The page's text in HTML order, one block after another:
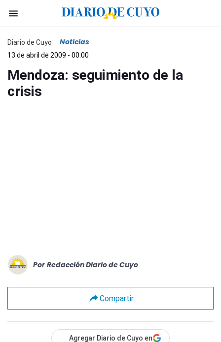
Diario de Cuyo Noticias
13 de abril de 2009 - 00:00
Mendoza: seguimiento de la
crisis
Por Redacción Diario de Cuyo
Compartir
Agregar Diario de Cuyo en